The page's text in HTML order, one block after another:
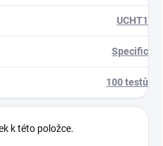
UCHT1
Specific
100 testů
k této položce.